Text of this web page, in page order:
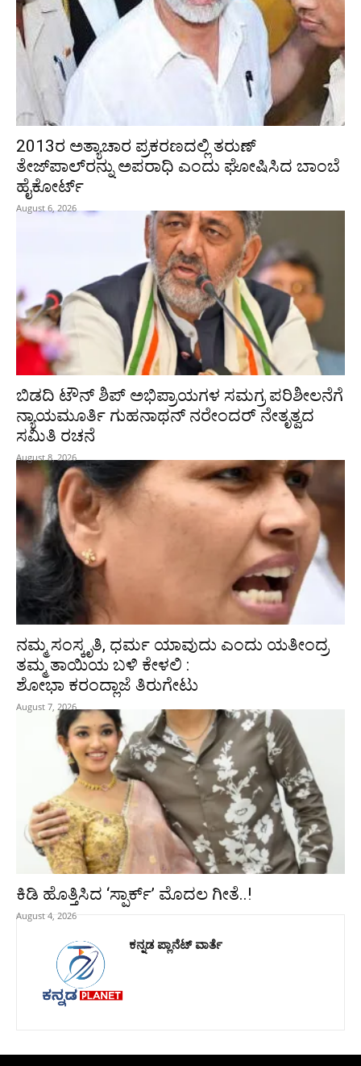
2013ರ ಅತ್ಯಾಚಾರ ಪ್ರಕರಣದಲ್ಲಿ ತರುಣ್
ತೇಜ್‌ಪಾಲ್‌ರನ್ನು ಅಪರಾಧಿ ಎಂದು ಘೋಷಿಸಿದ ಬಾಂಬೆ
ಹೈಕೋರ್ಟ್
August 6, 2026
ಬಿಡದಿ ಟೌನ್ ಶಿಪ್ ಅಭಿಪ್ರಾಯಗಳ ಸಮಗ್ರ ಪರಿಶೀಲನೆಗೆ
ನ್ಯಾಯಮೂರ್ತಿ ಗುಹನಾಥನ್ ನರೇಂದರ್ ನೇತೃತ್ವದ
ಸಮಿತಿ ರಚನೆ
August 8, 2026
ನಮ್ಮ ಸಂಸ್ಕೃತಿ, ಧರ್ಮ ಯಾವುದು ಎಂದು ಯತೀಂದ್ರ
ತಮ್ಮ ತಾಯಿಯ ಬಳಿ ಕೇಳಲಿ :
ಶೋಭಾ ಕರಂದ್ಲಾಜೆ ತಿರುಗೇಟು
August 7, 2026
ಕಿಡಿ‌‌ ಹೊತ್ತಿಸಿದ ‘ಸ್ಪಾರ್ಕ್’ ಮೊದಲ‌ ಗೀತೆ..!
August 4, 2026
ಕನ್ನಡ ಪ್ಲಾನೆಟ್ ವಾರ್ತೆ